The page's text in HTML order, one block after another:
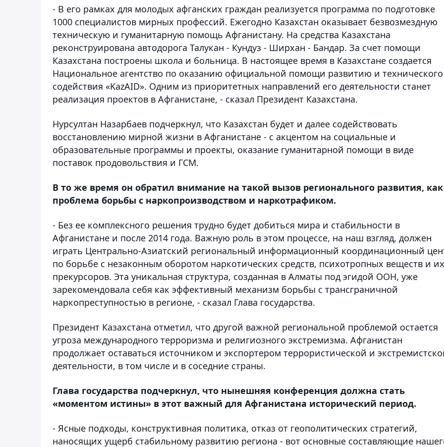
- В его рамках для молодых афганских граждан реализуется программа по подготовке
1000 специалистов мирных профессий. Ежегодно Казахстан оказывает безвозмездную
техническую и гуманитарную помощь Афганистану. На средства Казахстана
реконструирована автодорога Талукан - Кундуз - Ширхан - Бандар. За счет помощи
Казахстана построены школа и больница. В настоящее время в Казахстане создается
Национальное агентство по оказанию официальной помощи развитию и технического
содействия «KazAID». Одним из приоритетных направлений его деятельности станет
реализация проектов в Афганистане, - сказал Президент Казахстана.
Нурсултан Назарбаев подчеркнул, что Казахстан будет и далее содействовать
восстановлению мирной жизни в Афганистане - с акцентом на социальные и
образовательные программы и проекты, оказание гуманитарной помощи в виде
поставок продовольствия и ГСМ.
В то же время он обратил внимание на такой вызов регионального развития, как
проблема борьбы с наркопроизводством и наркотрафиком.
- Без ее комплексного решения трудно будет добиться мира и стабильности в
Афганистане и после 2014 года. Важную роль в этом процессе, на наш взгляд, должен
играть Центрально-Азиатский региональный информационный координационный
по борьбе с незаконным оборотом наркотических средств, психотропных веществ и их
прекурсоров. Эта уникальная структура, созданная в Алматы под эгидой ООН, уже
зарекомендовала себя как эффективный механизм борьбы с трансграничной
наркопреступностью в регионе, - сказал Глава государства.
Президент Казахстана отметил, что другой важной региональной проблемой остается
угроза международного терроризма и религиозного экстремизма. Афганистан
продолжает оставаться источником и экспортером террористической и
деятельности, в том числе и в соседние страны.
Глава государства подчеркнул, что нынешняя конференция должна стать
«моментом истины» в этот важный для Афганистана исторический период.
- Ясные подходы, конструктивная политика, отказ от геополитических стратегий,
наносящих ущерб стабильному развитию региона - вот основные составляющие